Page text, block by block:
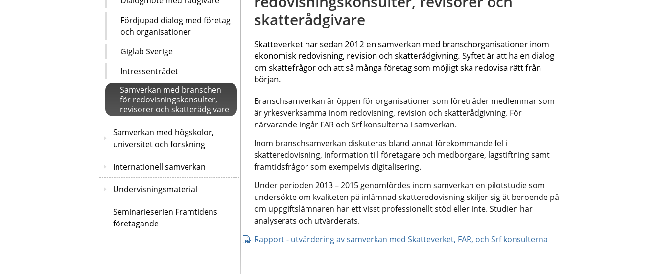
Fördjupad dialog med företag
och organisationer
Giglab Sverige
Intressentrådet
Samverkan med branschen
för redovisningskonsulter,
revisorer och skatterådgivare
Samverkan med högskolor,
universitet och forskning
Internationell samverkan
Undervisningsmaterial
Seminarieserien Framtidens
företagande
skatterådgivare
Skatteverket har sedan 2012 en samverkan med branschorganisationer inom
ekonomisk redovisning, revision och skatterådgivning. Syftet är att ha en dialog
om skattefrågor och att så många företag som möjligt ska redovisa rätt från
början.
Branschsamverkan är öppen för organisationer som företräder medlemmar som
är yrkesverksamma inom redovisning, revision och skatterådgivning. För
närvarande ingår FAR och Srf konsulterna i samverkan.
Inom branschsamverkan diskuteras bland annat förekommande fel i
skatteredovisning, information till företagare och medborgare, lagstiftning samt
framtidsfrågor som exempelvis digitalisering.
Under perioden 2013 – 2015 genomfördes inom samverkan en pilotstudie som
undersökte om kvaliteten på inlämnad skatteredovisning skiljer sig åt beroende på
om uppgiftslämnaren har ett visst professionellt stöd eller inte. Studien har
analyserats och utvärderats.
Rapport - utvärdering av samverkan med Skatteverket, FAR, och Srf konsulternapdf, 503 kB.